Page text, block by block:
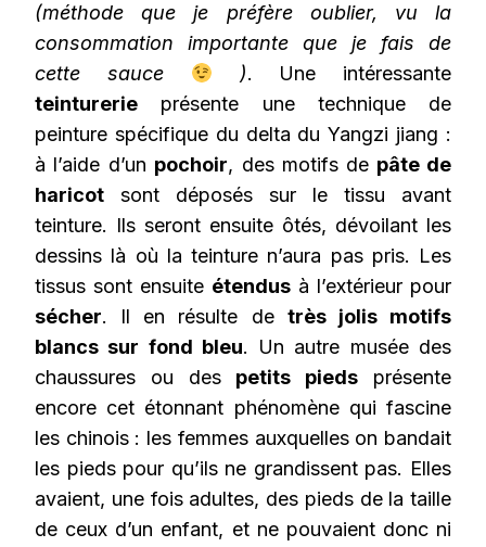
(méthode que je préfère oublier, vu la
consommation importante que je fais de
cette sauce
). Une intéressante
teinturerie présente une technique de
peinture spécifique du delta du Yangzi jiang :
à l’aide d’un pochoir, des motifs de pâte de
haricot sont déposés sur le tissu avant
teinture. Ils seront ensuite ôtés, dévoilant les
dessins là où la teinture n’aura pas pris. Les
tissus sont ensuite étendus à l’extérieur pour
sécher. Il en résulte de très jolis motifs
blancs sur fond bleu. Un autre musée des
chaussures ou des petits pieds présente
encore cet étonnant phénomène qui fascine
les chinois : les femmes auxquelles on bandait
les pieds pour qu’ils ne grandissent pas. Elles
avaient, une fois adultes, des pieds de la taille
de ceux d’un enfant, et ne pouvaient donc ni